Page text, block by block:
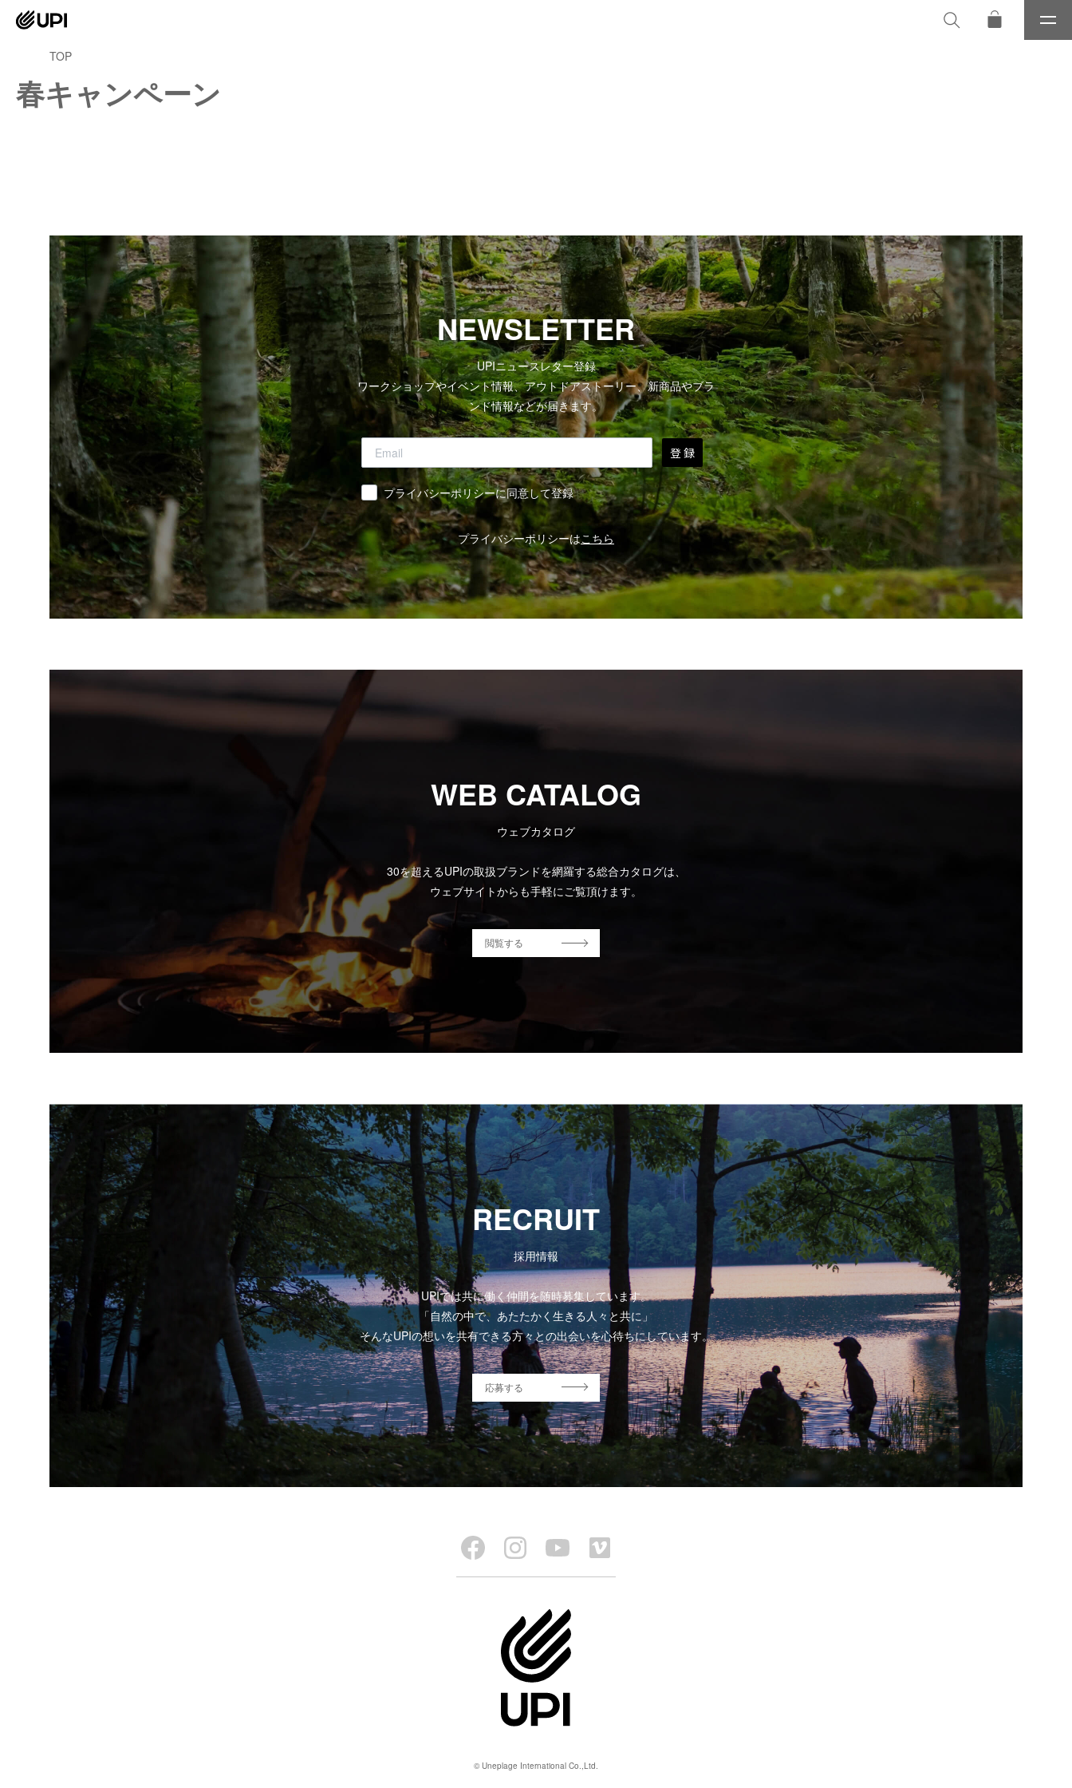
メ
ニ
TOP
春キャンペーン
NEWSLETTER
UPIニュースレター登録
ワークショップやイベント情報、アウトドアストーリー、新商品やブラ
ンド情報などが届きます。
登 録
同意プライバシーポリシーに同意して登録
プライバシーポリシーはこちら
WEB CATALOG
ウェブカタログ
30を超えるUPIの取扱ブランドを網羅する総合カタログは、
ウェブサイトからも手軽にご覧頂けます。
閲覧する
RECRUIT
採用情報
UPIでは共に働く仲間を随時募集しています。
「自然の中で、あたたかく生きる人々と共に」
そんなUPIの想いを共有できる方々との出会いを心待ちにしています。
応募する
© Uneplage International Co.,Ltd.